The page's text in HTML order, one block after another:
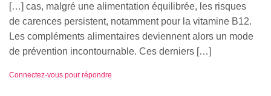
[…] cas, malgré une alimentation équilibrée, les risques
de carences persistent, notamment pour la vitamine B12.
Les compléments alimentaires deviennent alors un mode
de prévention incontournable. Ces derniers […]
Connectez-vous pour répondre